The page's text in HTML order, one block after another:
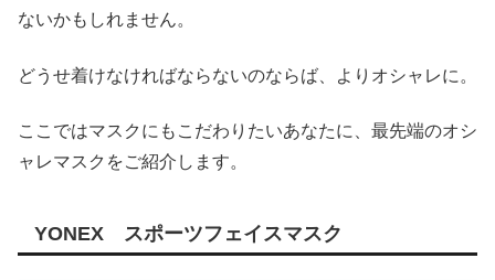
ないかもしれません。
どうせ着けなければならないのならば、よりオシャレに。
ここではマスクにもこだわりたいあなたに、最先端のオシ
ャレマスクをご紹介します。
YONEX スポーツフェイスマスク